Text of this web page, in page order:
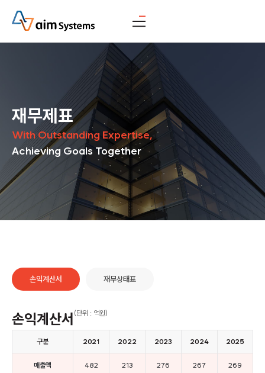
재무제표
With Outstanding Expertise,
Achieving Goals Together
손익계산서 재무상태표
손익계산서 (단위 : 억원)
구분 2021 2022 2023 2024 2025
매출액 482 213 276 267 269